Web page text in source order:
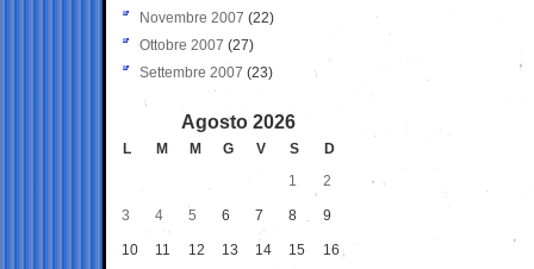
Novembre 2007 (22)
Ottobre 2007 (27)
Settembre 2007 (23)
Agosto 2026
L M M G V S
D
1
2
3 4 5 6 7 8 9
10 11 12 13 14 15 16